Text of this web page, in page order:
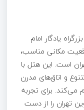
یادگار امام
مکانی مناسب،
است. این هتل با
و اتاق‌های مدرن
می‌کند. برای تجربه‌
تهران را از دست